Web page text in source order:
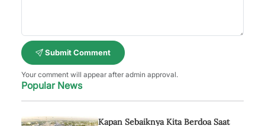
Submit Comment
Your comment will appear after admin approval.
Popular News
Kapan Sebaiknya Kita Berdoa Saat